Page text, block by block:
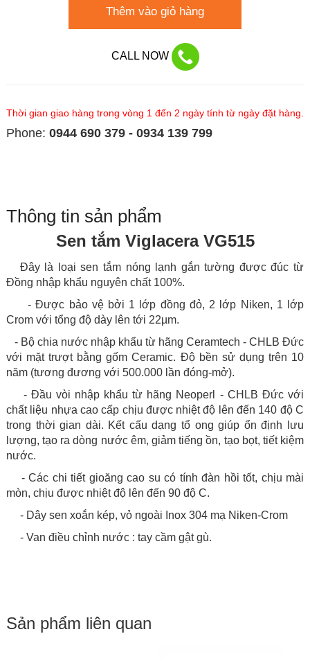
Thêm vào giỏ hàng
CALL NOW
Thời gian giao hàng trong vòng 1 đến 2 ngày tính từ ngày đặt hàng.
Phone: 0944 690 379 - 0934 139 799
Thông tin sản phẩm
Sen tắm Viglacera VG515
Đây là loại sen tắm nóng lạnh gắn tường được đúc từ
Đồng nhập khẩu nguyên chất 100%.
- Được bảo vệ bởi 1 lớp đồng đỏ, 2 lớp Niken, 1 lớp
Crom với tổng độ dày lên tới 22µm.
- Bộ chia nước nhập khẩu từ hãng Ceramtech - CHLB Đức
với mặt trượt bằng gốm Ceramic. Độ bền sử dụng trên 10
năm (tương đương với 500.000 lần đóng-mở).
- Đầu vòi nhập khẩu từ hãng Neoperl - CHLB Đức với
chất liệu nhựa cao cấp chịu được nhiệt độ lên đến 140 độ C
trong thời gian dài. Kết cấu dạng tổ ong giúp ổn định lưu
lượng, tạo ra dòng nước êm, giảm tiếng ồn, tạo bọt, tiết kiệm
nước.
- Các chi tiết gioăng cao su có tính đàn hồi tốt, chịu mài
mòn, chịu được nhiệt độ lên đến 90 độ C.
- Dây sen xoắn kép, vỏ ngoài Inox 304 mạ Niken-Crom
- Van điều chỉnh nước : tay cầm gật gù.
Sản phẩm liên quan